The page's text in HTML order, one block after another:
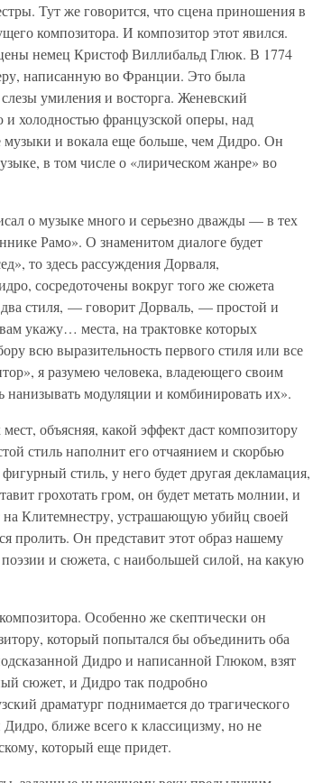
Тут же говорится, что сцена приношения в
композитора. И композитор этот явился.
немец Кристоф Виллибальд Глюк. В 1774
написанную во Франции. Это была
умиления и восторга. Женевский
и холодностью французской оперы, над
музыки и вокала еще больше, чем Дидро. Он
в том числе о «лирическом жанре» во
о музыке много и серьезно дважды — в тех
Рамо». О знаменитом диалоге будет
то здесь рассуждения Дорваля,
сосредоточены вокруг того же сюжета
стиля, — говорит Дорваль, — простой и
укажу… места, на трактовке которых
всю выразительность первого стиля или все
я разумею человека, владеющего своим
нанизывать модуляции и комбинировать их».
объясняя, какой эффект даст композитору
стиль наполнит его отчаянием и скорбью
стиль, у него будет другая декламация,
грохотать гром, он будет метать молнии, и
на Клитемнестру, устрашающую убийц своей
пролить. Он представит этот образ нашему
и сюжета, с наибольшей силой, на какую
Особенно же скептически он
который попытался бы объединить оба
Дидро и написанной Глюком, взят
сюжет, и Дидро так подробно
драматург поднимается до трагического
ближе всего к классицизму, но не
который еще придет.